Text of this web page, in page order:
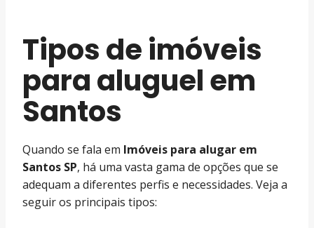
Tipos de imóveis
para aluguel em
Santos
Quando se fala em Imóveis para alugar em
Santos SP, há uma vasta gama de opções que se
adequam a diferentes perfis e necessidades. Veja a
seguir os principais tipos: